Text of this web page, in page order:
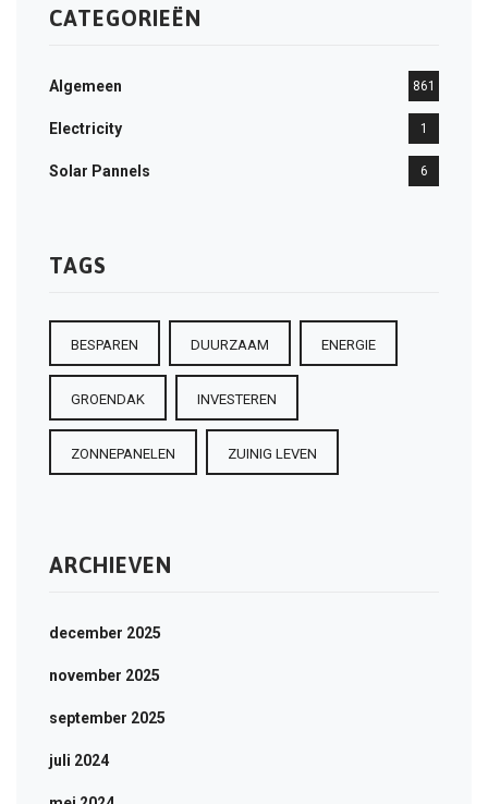
CATEGORIEËN
Algemeen 861
Electricity 1
Solar Pannels 6
TAGS
BESPAREN DUURZAAM ENERGIE
GROENDAK INVESTEREN
ZONNEPANELEN ZUINIG LEVEN
ARCHIEVEN
december 2025
november 2025
september 2025
juli 2024